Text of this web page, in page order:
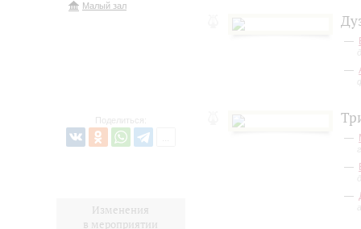
Малый зал
Поделиться:
Изменения
в мероприятии